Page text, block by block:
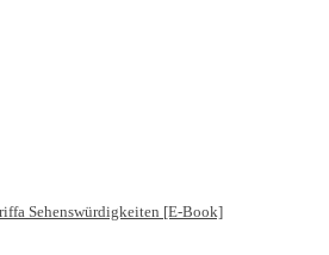
Sehenswürdigkeiten [E-Book]